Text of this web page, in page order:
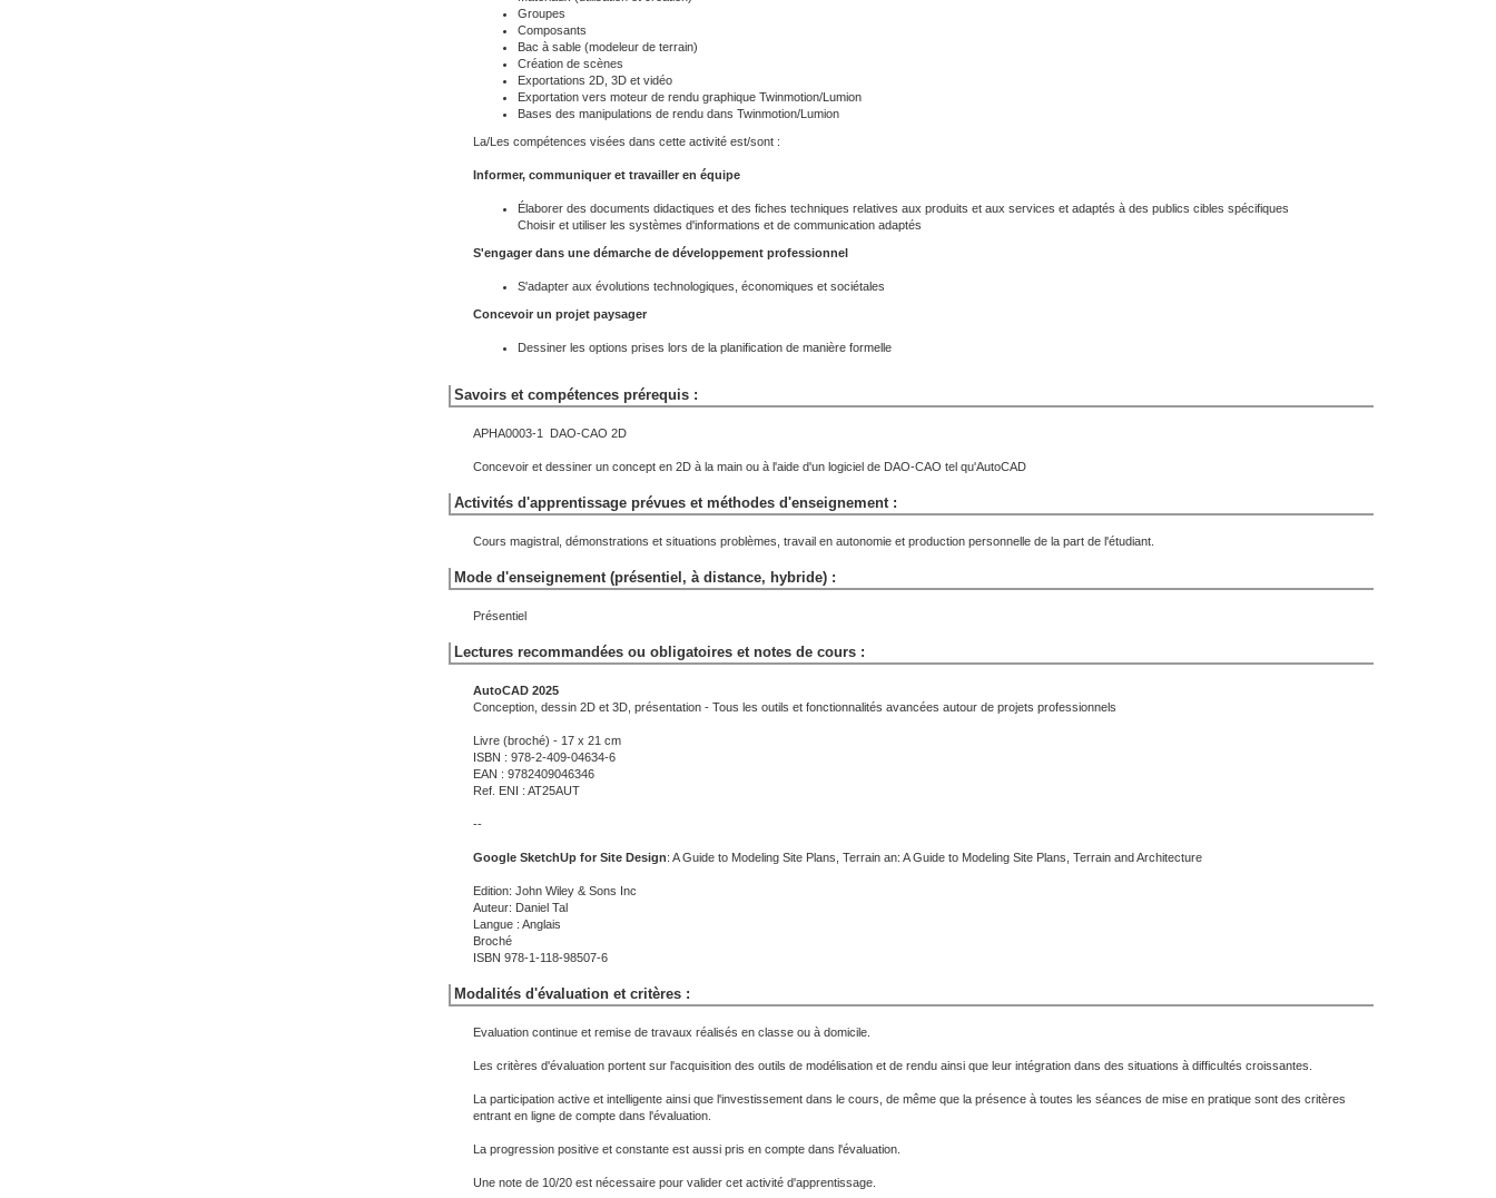
Groupes
Composants
Bac à sable (modeleur de terrain)
Création de scènes
Exportations 2D, 3D et vidéo
Exportation vers moteur de rendu graphique Twinmotion/Lumion
Bases des manipulations de rendu dans Twinmotion/Lumion
La/Les compétences visées dans cette activité est/sont :
Informer, communiquer et travailler en équipe
Élaborer des documents didactiques et des fiches techniques relatives aux produits et aux services et adaptés à des publics cibles spécifiques
Choisir et utiliser les systèmes d'informations et de communication adaptés
S'engager dans une démarche de développement professionnel
S'adapter aux évolutions technologiques, économiques et sociétales
Concevoir un projet paysager
Dessiner les options prises lors de la planification de manière formelle
Savoirs et compétences prérequis :
APHA0003-1 DAO-CAO 2D
Concevoir et dessiner un concept en 2D à la main ou à l'aide d'un logiciel de DAO-CAO tel qu'AutoCAD
Activités d'apprentissage prévues et méthodes d'enseignement :
Cours magistral, démonstrations et situations problèmes, travail en autonomie et production personnelle de la part de l'étudiant.
Mode d'enseignement (présentiel, à distance, hybride) :
Présentiel
Lectures recommandées ou obligatoires et notes de cours :
AutoCAD 2025
Conception, dessin 2D et 3D, présentation - Tous les outils et fonctionnalités avancées autour de projets professionnels
Livre (broché) - 17 x 21 cm
ISBN : 978-2-409-04634-6
EAN : 9782409046346
Ref. ENI : AT25AUT
--
Google SketchUp for Site Design: A Guide to Modeling Site Plans, Terrain an: A Guide to Modeling Site Plans, Terrain and Architecture
Edition: John Wiley & Sons Inc
Auteur: Daniel Tal
Langue : Anglais
Broché
ISBN 978-1-118-98507-6
Modalités d'évaluation et critères :
Evaluation continue et remise de travaux réalisés en classe ou à domicile.
Les critères d'évaluation portent sur l'acquisition des outils de modélisation et de rendu ainsi que leur intégration dans des situations à difficultés croissantes.
La participation active et intelligente ainsi que l'investissement dans le cours, de même que la présence à toutes les séances de mise en pratique sont des critères
entrant en ligne de compte dans l'évaluation.
La progression positive et constante est aussi pris en compte dans l'évaluation.
Une note de 10/20 est nécessaire pour valider cet activité d'apprentissage.